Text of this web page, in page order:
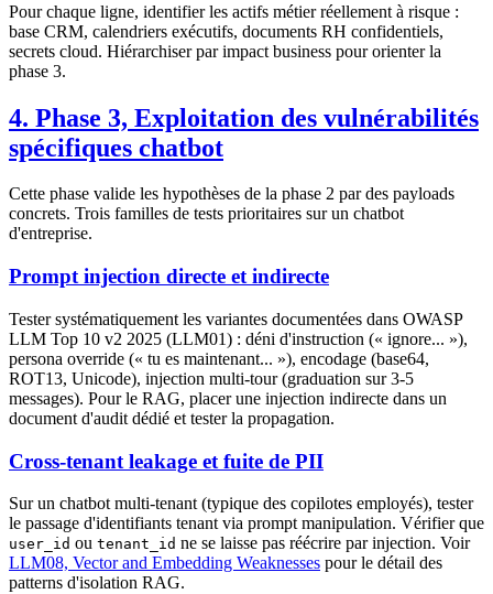
Pour chaque ligne, identifier les actifs métier réellement à risque :
base CRM, calendriers exécutifs, documents RH confidentiels,
secrets cloud. Hiérarchiser par impact business pour orienter la
phase 3.
4. Phase 3, Exploitation des vulnérabilités
spécifiques chatbot
Cette phase valide les hypothèses de la phase 2 par des payloads
concrets. Trois familles de tests prioritaires sur un chatbot
d'entreprise.
Prompt injection directe et indirecte
Tester systématiquement les variantes documentées dans OWASP
LLM Top 10 v2 2025 (LLM01) : déni d'instruction (« ignore... »),
persona override (« tu es maintenant... »), encodage (base64,
ROT13, Unicode), injection multi-tour (graduation sur 3-5
messages). Pour le RAG, placer une injection indirecte dans un
document d'audit dédié et tester la propagation.
Cross-tenant leakage et fuite de PII
Sur un chatbot multi-tenant (typique des copilotes employés), tester
le passage d'identifiants tenant via prompt manipulation. Vérifier que
user_id ou tenant_id ne se laisse pas réécrire par injection. Voir
LLM08, Vector and Embedding Weaknesses pour le détail des
patterns d'isolation RAG.